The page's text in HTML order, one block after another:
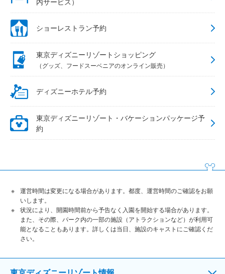
ショーレストラン予約
東京ディズニーリゾートショッピング
（グッズ、フードスーベニアのオンライン販売）
ディズニーホテル予約
東京ディズニーリゾート・バケーションパッケージ予
約
運営時間は変更になる場合があります。都度、運営時間のご確認をお願
いします。
状況により、開園時間前から予告なく入園を開始する場合があります。
また、その際、パーク内の一部の施設（アトラクションなど）が利用可
能となることもあります。詳しくは当日、施設のキャストにご確認くだ
さい。